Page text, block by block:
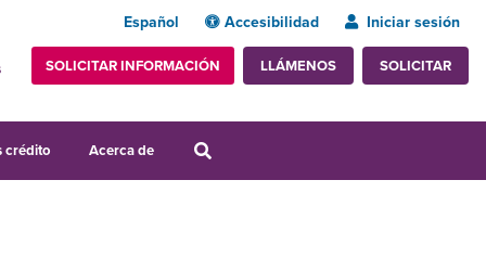
Español Accesibilidad Iniciar sesión
SOLICITAR INFORMACIÓN LLÁMENOS SOLICITAR
crédito Acerca de